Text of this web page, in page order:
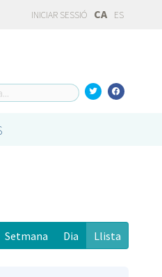
INICIAR SESSIÓ CA ES
Setmana Dia Llista